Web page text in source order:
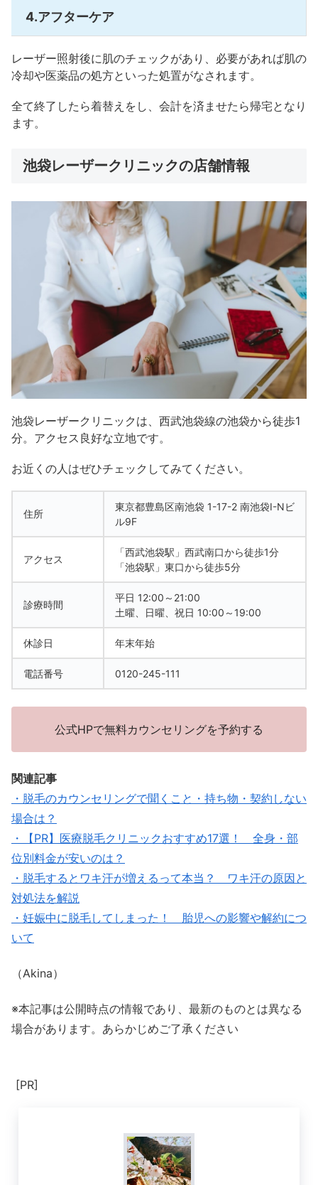
4.アフターケア
レーザー照射後に肌のチェックがあり、必要があれば肌の
冷却や医薬品の処方といった処置がなされます。
全て終了したら着替えをし、会計を済ませたら帰宅となり
ます。
池袋レーザークリニックの店舗情報
池袋レーザークリニックは、西武池袋線の池袋から徒歩1
分。アクセス良好な立地です。
お近くの人はぜひチェックしてみてください。
住所
東京都豊島区南池袋 1-17-2 南池袋I-Nビ
ル9F
アクセス
「西武池袋駅」西武南口から徒歩1分
「池袋駅」東口から徒歩5分
診療時間
平日 12:00～21:00
土曜、日曜、祝日 10:00～19:00
休診日 年末年始
電話番号 0120-245-111
公式HPで無料カウンセリングを予約する
関連記事
・脱毛のカウンセリングで聞くこと・持ち物・契約しない
場合は？
・【PR】医療脱毛クリニックおすすめ17選！ 全身・部
位別料金が安いのは？
・脱毛するとワキ汗が増えるって本当？ ワキ汗の原因と
対処法を解説
・妊娠中に脱毛してしまった！ 胎児への影響や解約につ
いて
（Akina）
※本記事は公開時点の情報であり、最新のものとは異なる
場合があります。あらかじめご了承ください
[PR]